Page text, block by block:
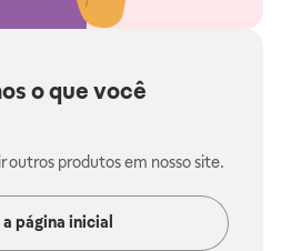
o que você
outros produtos em nosso site.
a página inicial